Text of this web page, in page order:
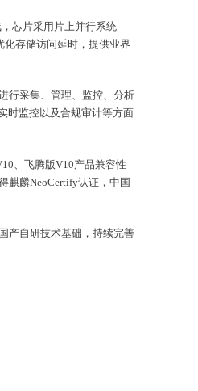
芯片采用片上并行系统
化存储访问延时，提供业界
行采集、管理、监控、分析
时监控以及合规审计等方面
、飞腾版V10产品兼容性
麒麟NeoCertify认证，中国
产自研技术基础，持续完善